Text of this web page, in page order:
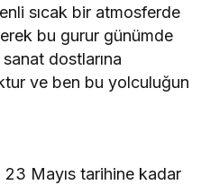
sıcak bir atmosferde
bu gurur günümde
dostlarına
ve ben bu yolculuğun
23 Mayıs tarihine kadar